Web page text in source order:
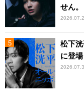
せん。
松下
に登